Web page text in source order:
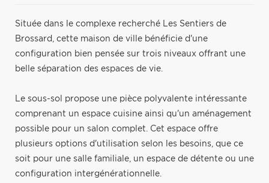
Située dans le complexe recherché Les Sentiers de
Brossard, cette maison de ville bénéficie d'une
configuration bien pensée sur trois niveaux offrant une
belle séparation des espaces de vie.
Le sous-sol propose une pièce polyvalente intéressante
comprenant un espace cuisine ainsi qu'un aménagement
possible pour un salon complet. Cet espace offre
plusieurs options d'utilisation selon les besoins, que ce
soit pour une salle familiale, un espace de détente ou une
configuration intergénérationnelle.